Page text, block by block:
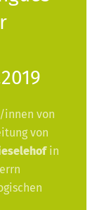
innen von
von
in